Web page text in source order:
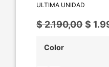
ULTIMA UNIDAD
$2.190,00 $
Color